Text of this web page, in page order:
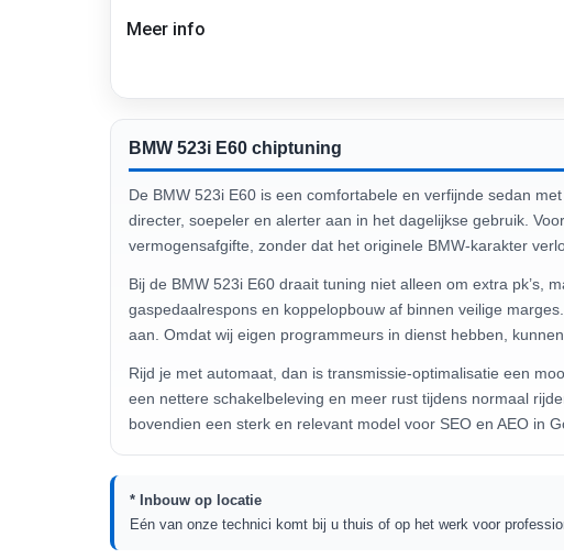
E60
Meer info
BMW 523i E60 chiptuning
De BMW 523i E60 is een comfortabele en verfijnde sedan
directer, soepeler en alerter aan in het dagelijkse gebruik.
vermogensafgifte, zonder dat het originele BMW-karakter
Bij de BMW 523i E60 draait tuning niet alleen om extra pk’s,
gaspedaalrespons en koppelopbouw af binnen veilige
aan. Omdat wij eigen programmeurs in dienst hebben,
Rijd je met automaat, dan is transmissie-optimalisatie een mooie aanvulling op de motortuning. De bak sluit dan beter aan op de aangepaste motorsoftware, wat zorgt voor
een nettere schakelbeleving en meer rust tijdens normaal
bovendien een sterk en relevant model voor SEO en AEO in
* Inbouw op locatie
Eén van onze technici komt bij u thuis of op het werk voor